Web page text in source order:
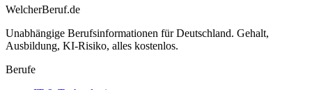
WelcherBeruf.de
Unabhängige Berufsinformationen für Deutschland. Gehalt,
Ausbildung, KI-Risiko, alles kostenlos.
Berufe